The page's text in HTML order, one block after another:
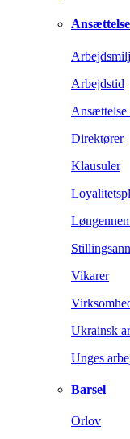
Ansættelse
Arbejdstid
Ansættelse
Direktører
Klausuler
Vikarer
Ukrainsk
Unges
Barsel
Orlov